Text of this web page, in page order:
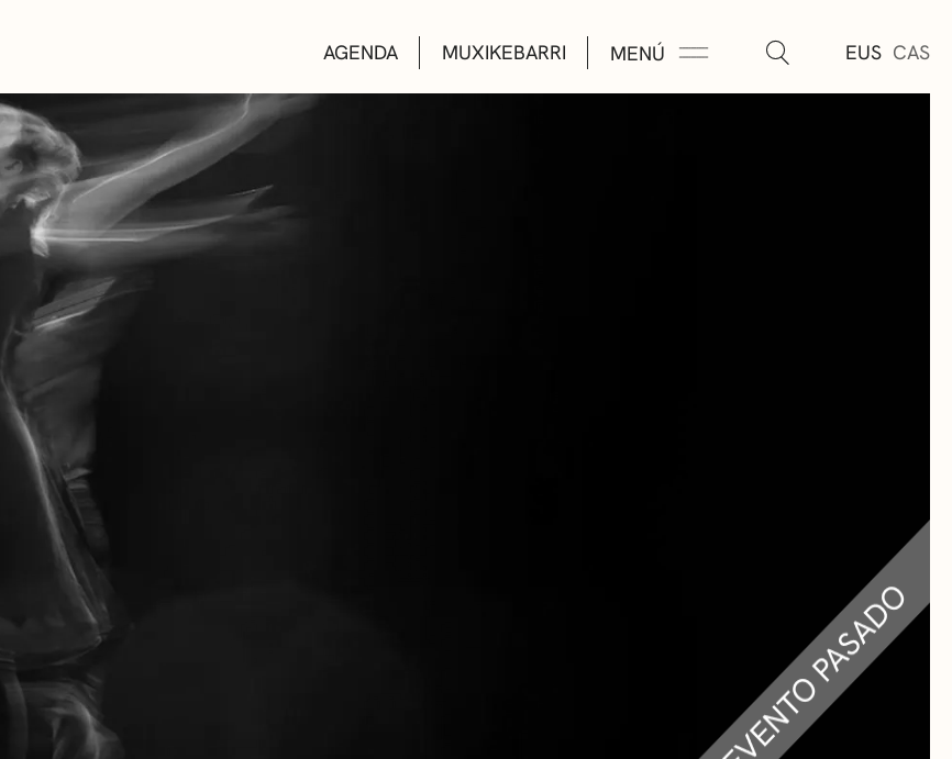
AGENDA MUXIKEBARRI MENÚ EUS CAS
AULAS DE CULTURA
BIBLIOTECAS
NOTICIAS
GETXO KULTURA
ASOCIACIONES CULTURALES